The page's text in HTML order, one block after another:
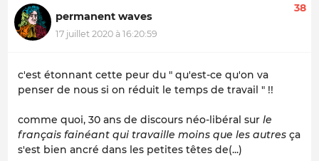
permanent waves
17 juillet 2020 à 16:20:59
38
c'est étonnant cette peur du " qu'est-ce qu'on va
penser de nous si on réduit le temps de travail " !!
comme quoi, 30 ans de discours néo-libéral sur le
français fainéant qui travaille moins que les autres ça
s'est bien ancré dans les petites têtes de(...)